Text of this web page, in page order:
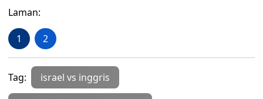
Laman:
1 2
Tag: israel vs inggris